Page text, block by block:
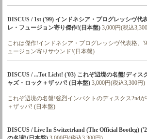
DISCUS / 1st ('99) インドネシア・プログレッシヴ
レ・フュージョン寄り傑作!(日本盤) 3,000円(税込
これは傑作!インドネシア・プログレッシヴ代表格、
ュージョン寄りサウンド!(日本盤)
DISCUS / ...Tot Licht! ('03) これぞ辺境の名盤!ディ
ャズ・ロック＋ザッパ! (日本盤) 3,000円(税込3,300円)
これぞ辺境の名盤!強烈インパクトのディスクス2nd
＋ザッパ! (日本盤)
DISCUS / Live In Switzetrland (The Official Bootleg)